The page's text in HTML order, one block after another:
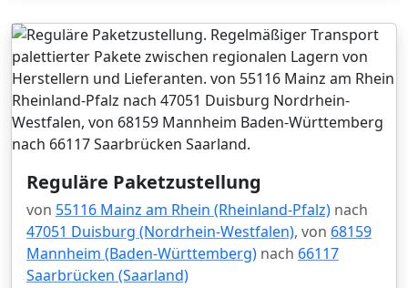
Reguläre Paketzustellung
von 55116 Mainz am Rhein (Rheinland-Pfalz) nach
47051 Duisburg (Nordrhein-Westfalen), von 68159
Mannheim (Baden-Württemberg) nach 66117
Saarbrücken (Saarland)